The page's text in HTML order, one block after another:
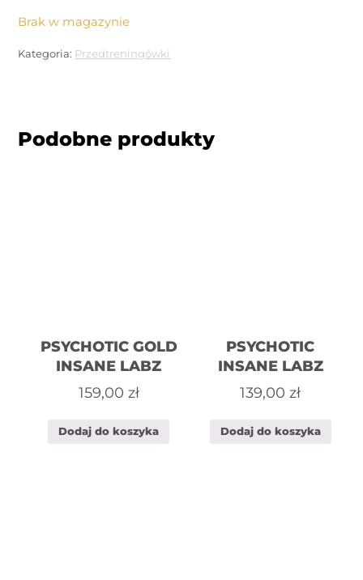
Brak w magazynie
Kategoria: Przedtreningówki
Podobne produkty
PSYCHOTIC GOLD
INSANE LABZ
159,00 zł
Dodaj do koszyka
PSYCHOTIC
INSANE LABZ
139,00zł
Dodaj do koszyka